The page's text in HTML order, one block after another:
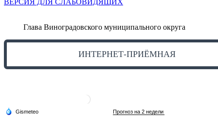
ВЕРСИЯ ДЛЯ СЛАБОВИДЯЩИХ
Глава Виноградовского муниципального округа
ИНТЕРНЕТ-ПРИЁМНАЯ